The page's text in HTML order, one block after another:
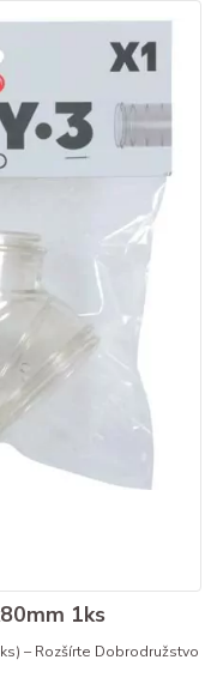
1ks
– Rozšírte Dobrodružstvo